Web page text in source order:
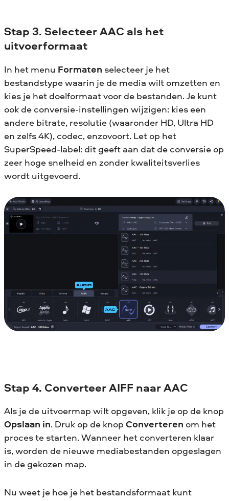
Stap 3. Selecteer AAC als het
uitvoerformaat
In het menu Formaten selecteer je het
bestandstype waarin je de media wilt omzetten en
kies je het doelformaat voor de bestanden. Je kunt
ook de conversie-instellingen wijzigen: kies een
andere bitrate, resolutie (waaronder HD, Ultra HD
en zelfs 4K), codec, enzovoort. Let op het
SuperSpeed-label: dit geeft aan dat de conversie op
zeer hoge snelheid en zonder kwaliteitsverlies
wordt uitgevoerd.
Stap 4. Converteer AIFF naar AAC
Als je de uitvoermap wilt opgeven, klik je op de knop
Opslaan in. Druk op de knop Converteren om het
proces te starten. Wanneer het converteren klaar
is, worden de nieuwe mediabestanden opgeslagen
in de gekozen map.
Nu weet je hoe je het bestandsformaat kunt